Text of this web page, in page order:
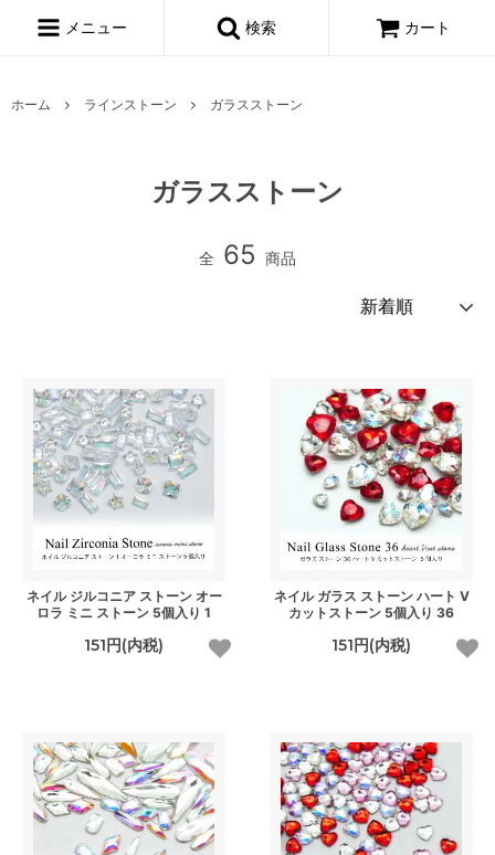
メニュー 検索 カート
ホーム ラインストーン ガラスストーン
ガラスストーン
全 65 商品
ネイル ジルコニア ストーン オー
ロラ ミニ ストーン 5個入り 1
151円(内税)
ネイル ガラス ストーン ハート V
カットストーン 5個入り 36
151円(内税)